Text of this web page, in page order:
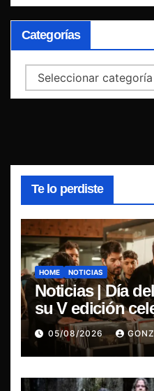
Categorías
Categorías
Te lo perdiste
HOME NOTICIAS
Noticias | Día
su V edición
regreso del 7″
05/08/2026